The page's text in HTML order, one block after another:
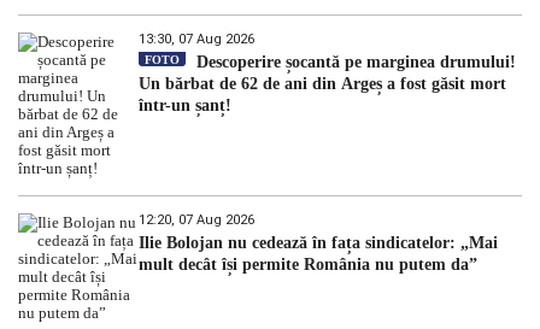
13:30, 07 Aug 2026
FOTO
Descoperire șocantă pe marginea drumului!
Un bărbat de 62 de ani din Argeș a fost găsit mort
într-un șanț!
12:20, 07 Aug 2026
Ilie Bolojan nu cedează în fața sindicatelor: „Mai
mult decât își permite România nu putem da”